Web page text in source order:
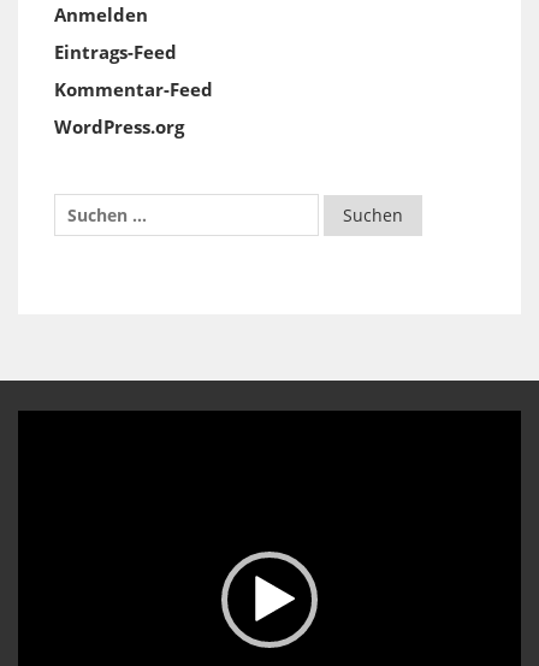
Anmelden
Eintrags-Feed
Kommentar-Feed
WordPress.org